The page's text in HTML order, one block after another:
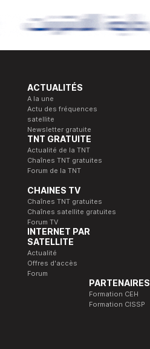
ACTUALITÉS
A la une
Actu des fréquences
satellite
Newsletter gratuite
TNT GRATUITE
Actualité de la TNT
Chaînes TNT gratuites
Forum de la TNT
CHAINES TV
Chaînes TNT gratuites
Chaînes satellite gratuites
Forum TV
INTERNET PAR
SATELLITE
Actualité
Offres d'accès
Forum
PARTENAIRES
Formation CEH
Formation CISSP